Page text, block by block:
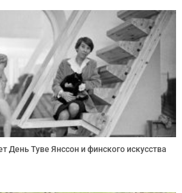
День Туве Янссон и финского искусства